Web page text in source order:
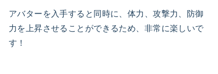
アバターを入手すると同時に、体力、攻撃力、防御
力を上昇させることができるため、非常に楽しいで
す！